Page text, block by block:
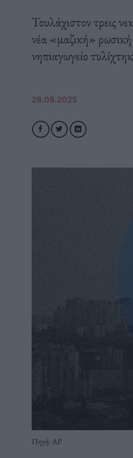
Τουλάχιστον τρεις
νέα «μαζική»
νηπιαγωγείο
28.08.2025
Πηγή: AP